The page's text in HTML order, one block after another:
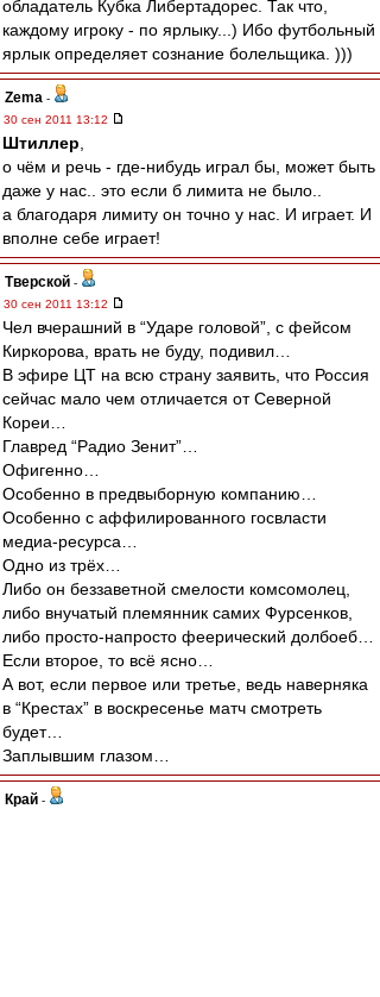
обладатель Кубка Либертадорес. Так что,
каждому игроку - по ярлыку...) Ибо футбольный
ярлык определяет сознание болельщика. )))
Zema -
30 сен 2011 13:12
Штиллер
о чём и речь - где-нибудь играл бы, может быть
даже у нас.. это если б лимита не было..
а благодаря лимиту он точно у нас. И играет. И
вполне себе играет!
Тверской -
30 сен 2011 13:12
Чел вчерашний в “Ударе головой”, с фейсом
Киркорова, врать не буду, подивил…
В эфире ЦТ на всю страну заявить, что Россия
сейчас мало чем отличается от Северной
Кореи…
Главред “Радио Зенит”…
Офигенно…
Особенно в предвыборную компанию…
Особенно с аффилированного госвласти
медиа-ресурса…
Одно из трёх…
Либо он беззаветной смелости комсомолец,
либо внучатый племянник самих Фурсенков,
либо просто-напросто феерический долбоеб…
Если второе, то всё ясно…
А вот, если первое или третье, ведь наверняка
в “Крестах” в воскресенье матч смотреть
будет…
Заплывшим глазом…
Край -